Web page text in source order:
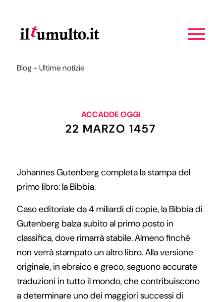
Blog - Ultime notizie
ACCADDE OGGI
22 MARZO 1457
Johannes Gutenberg completa la stampa del
primo libro: la Bibbia.
Caso editoriale da 4 miliardi di copie, la Bibbia di
Gutenberg balza subito al primo posto in
classifica, dove rimarrà stabile. Almeno finché
non verrà stampato un altro libro. Alla versione
originale, in ebraico e greco, seguono accurate
traduzioni in tutto il mondo, che contribuiscono
a determinare uno dei maggiori successi di